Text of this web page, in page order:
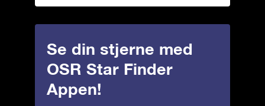
Se din stjerne med
OSR Star Finder
Appen!